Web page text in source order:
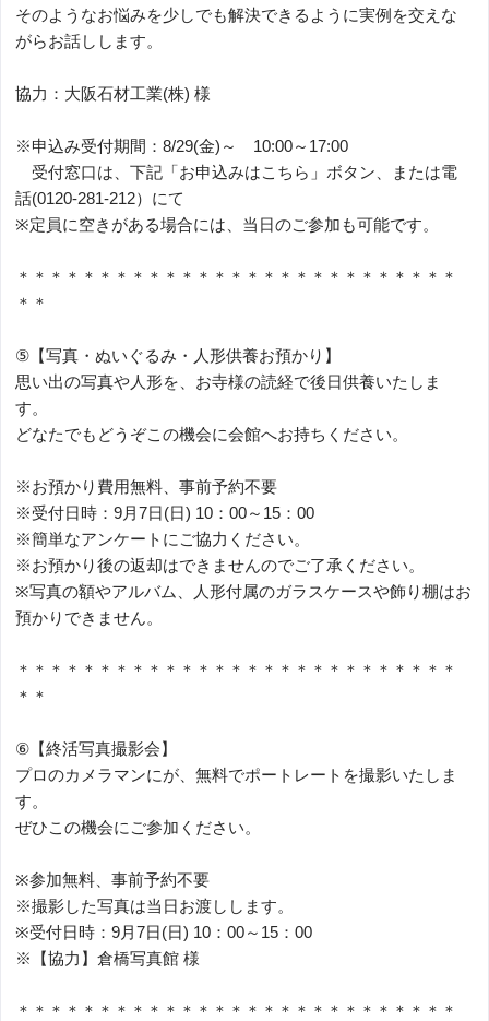
そのようなお悩みを少しでも解決できるように実例を交えな
がらお話しします。
協力：大阪石材工業(株) 様
※申込み受付期間：8/29(金)～ 10:00～17:00
受付窓口は、下記「お申込みはこちら」ボタン、または電
話(0120-281-212）にて
※定員に空きがある場合には、当日のご参加も可能です。
＊＊＊＊＊＊＊＊＊＊＊＊＊＊＊＊＊＊＊＊＊＊＊＊＊＊＊
＊＊
⑤【写真・ぬいぐるみ・人形供養お預かり】
思い出の写真や人形を、お寺様の読経で後日供養いたしま
す。
どなたでもどうぞこの機会に会館へお持ちください。
※お預かり費用無料、事前予約不要
※受付日時：9月7日(日) 10：00～15：00
※簡単なアンケートにご協力ください。
※お預かり後の返却はできませんのでご了承ください。
※写真の額やアルバム、人形付属のガラスケースや飾り棚はお
預かりできません。
＊＊＊＊＊＊＊＊＊＊＊＊＊＊＊＊＊＊＊＊＊＊＊＊＊＊＊
＊＊
⑥【終活写真撮影会】
プロのカメラマンにが、無料でポートレートを撮影いたしま
す。
ぜひこの機会にご参加ください。
※参加無料、事前予約不要
※撮影した写真は当日お渡しします。
※受付日時：9月7日(日) 10：00～15：00
※【協力】倉橋写真館 様
＊＊＊＊＊＊＊＊＊＊＊＊＊＊＊＊＊＊＊＊＊＊＊＊＊＊＊